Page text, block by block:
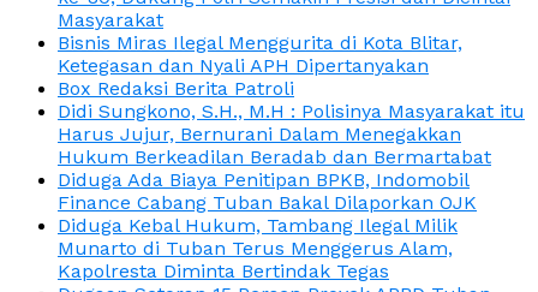
Masyarakat
Bisnis Miras Ilegal Menggurita di Kota Blitar,
Ketegasan dan Nyali APH Dipertanyakan
Box Redaksi Berita Patroli
Didi Sungkono, S.H., M.H : Polisinya Masyarakat itu
Harus Jujur, Bernurani Dalam Menegakkan
Hukum Berkeadilan Beradab dan Bermartabat
Diduga Ada Biaya Penitipan BPKB, Indomobil
Finance Cabang Tuban Bakal Dilaporkan OJK
Diduga Kebal Hukum, Tambang Ilegal Milik
Munarto di Tuban Terus Menggerus Alam,
Kapolresta Diminta Bertindak Tegas